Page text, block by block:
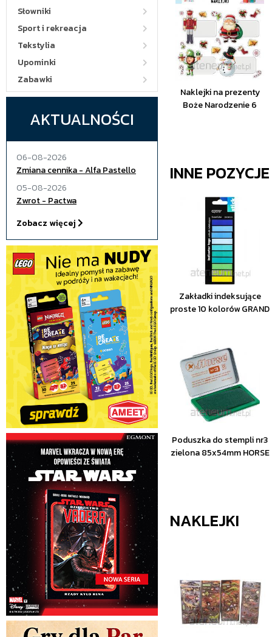
Słowniki
Sport i rekreacja
Tekstylia
Upominki
Zabawki
AKTUALNOŚCI
06-08-2026
Zmiana cennika - Alfa Pastello
05-08-2026
Zwrot - Pactwa
Zobacz więcej
Naklejki na prezenty
Boże Narodzenie 6
INNE
Zakładki indeksujące
proste 10 kolorów GRAND
Poduszka do stempli nr3
zielona 85x54mm HORSE
NAKLEJKI